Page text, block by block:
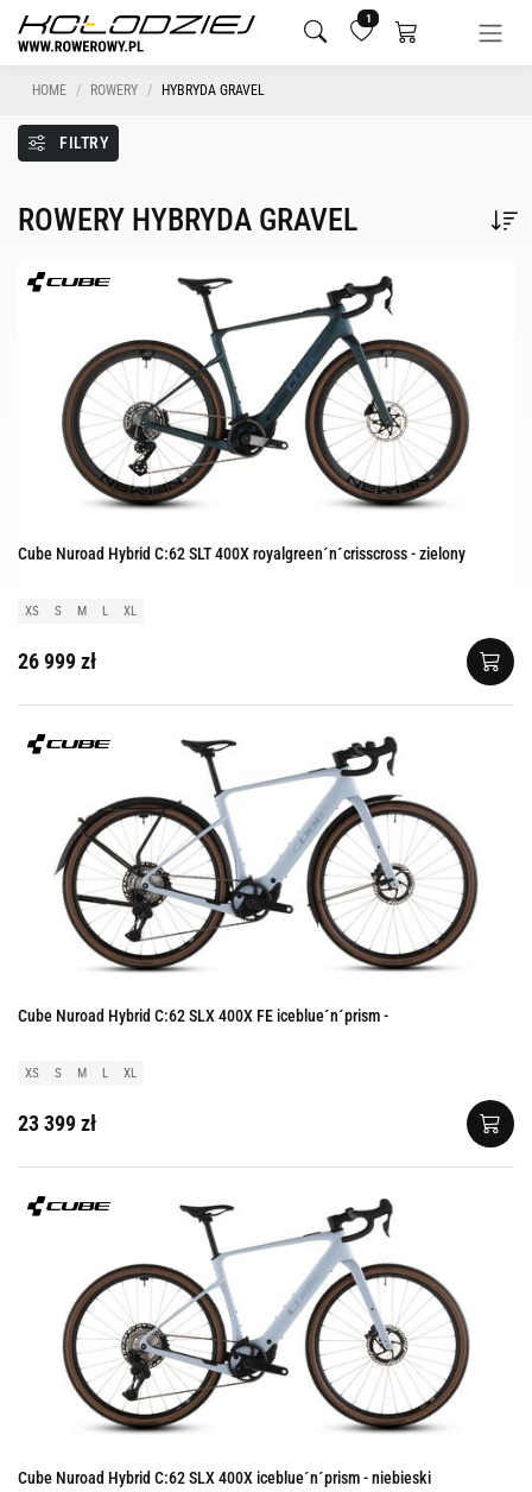
1
HOME ROWERY HYBRYDA GRAVEL
FILTRY
ROWERY HYBRYDA GRAVEL
Cube Nuroad Hybrid C:62 SLT 400X royalgreen´n´crisscross - zielony
XS S M L XL
26 999 zł
Cube Nuroad Hybrid C:62 SLX 400X FE iceblue´n´prism -
XS S M L XL
23 399 zł
Cube Nuroad Hybrid C:62 SLX 400X iceblue´n´prism - niebieski